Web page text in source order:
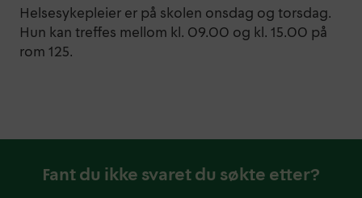
Helsesykepleier er på skolen onsdag og torsdag.
Hun kan treffes mellom kl. 09.00 og kl. 15.00 på
rom 125.
Fant du ikke svaret du søkte etter?